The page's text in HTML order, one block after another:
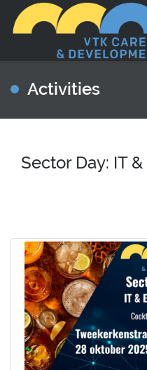
Activities
Sector Day: IT